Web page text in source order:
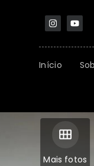
Início
Mais fotos